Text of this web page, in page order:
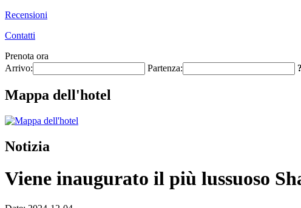
Recensioni
Contatti
Prenota ora
Arrivo:
Partenza: ?
Mappa dell'hotel
Notizia
Viene inaugurato il più lussuoso